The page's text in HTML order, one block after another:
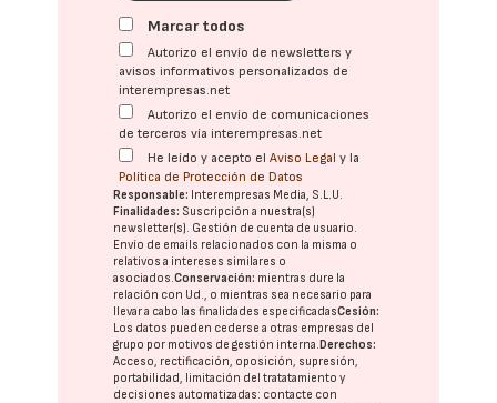
Marcar todos
Autorizo el envío de newsletters y
avisos informativos personalizados de
interempresas.net
Autorizo el envío de comunicaciones
de terceros vía interempresas.net
He leído y acepto elAviso Legal y la
Política de Protección de Datos
Responsable: Interempresas Media, S.L.U.
Finalidades: Suscripción a nuestra(s)
newsletter(s). Gestión de cuenta de usuario.
Envío de emails relacionados con la misma o
relativos a intereses similares o
asociados.Conservación: mientras dure la
relación con Ud., o mientras sea necesario para
llevar a cabo las finalidades especificadasCesión:
Los datos pueden cederse a otras empresas del
grupo por motivos de gestión interna.Derechos:
Acceso, rectificación, oposición, supresión,
portabilidad, limitación del tratatamiento y
decisiones automatizadas: contacte con